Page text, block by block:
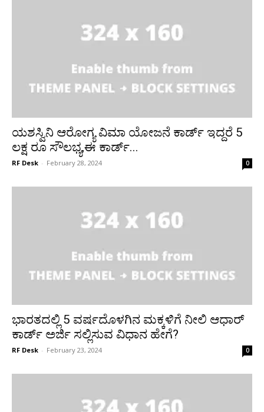
ಯಶಸ್ವಿನಿ ಆರೋಗ್ಯ ವಿಮಾ ಯೋಜನೆ ಕಾರ್ಡ್ ಇದ್ದರೆ 5
ಲಕ್ಷ ರೂ ಸೌಲಭ್ಯ,ಈ ಕಾರ್ಡ್‌...
RF Desk - February 28, 2024 0
ಭಾರತದಲ್ಲಿ 5 ವರ್ಷದೊಳಗಿನ ಮಕ್ಕಳಿಗೆ ನೀಲಿ ಆಧಾರ್
ಕಾರ್ಡ್ ಅರ್ಜಿ ಸಲ್ಲಿಸುವ ವಿಧಾನ ಹೇಗೆ?
RF Desk - February 23, 2024 0